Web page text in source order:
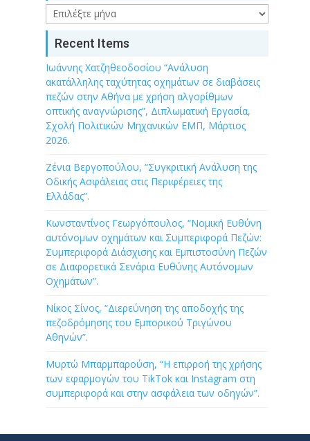
Archive
Recent Items
Ιωάννης Χατζηθεοδοσίου “Ανάλυση
ακατάλληλης ταχύτητας οχημάτων σε διαβάσεις
πεζών στην Αθήνα με χρήση αλγορίθμων
οπτικής αναγνώρισης”, Διπλωματική Εργασία,
Σχολή Πολιτικών Μηχανικών ΕΜΠ, Μάρτιος
2026.
Ζένια Βεργοπούλου, “Συγκριτική Ανάλυση της
Οδικής Ασφάλειας στις Περιφέρειες της
Ελλάδας”.
Κωνσταντίνος Γεωργόπουλος, “Νομική Ευθύνη
αυτόνομων οχημάτων και Συμπεριφορά Πεζών:
Συμπεριφορά Διάσχισης και Εμπιστοσύνη Πεζών
σε Διαφορετικά Σενάρια Ευθύνης Αυτόνομων
Οχημάτων”.
Νίκος Σίνος, “Διερεύνηση της αποδοχής της
πεζοδρόμησης του Εμπορικού Τριγώνου
Αθηνών”.
Μυρτώ Μπαρμπαρούση, “Η επιρροή της χρήσης
των εφαρμογών του TikTok και Instagram στη
συμπεριφορά και στην ασφάλεια των οδηγών”.